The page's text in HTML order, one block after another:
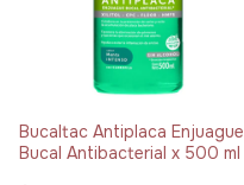
Bucaltac Antiplaca Enjuague
Bucal Antibacterial x 500 ml